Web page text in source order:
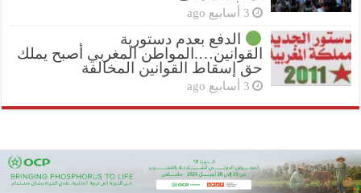
3 أسابيع ago
الدفع بعدم دستورية
القوانين….المواطن المغربي أصبح يملك
حق إسقاط القوانين المخالفة
3 أسابيع ago